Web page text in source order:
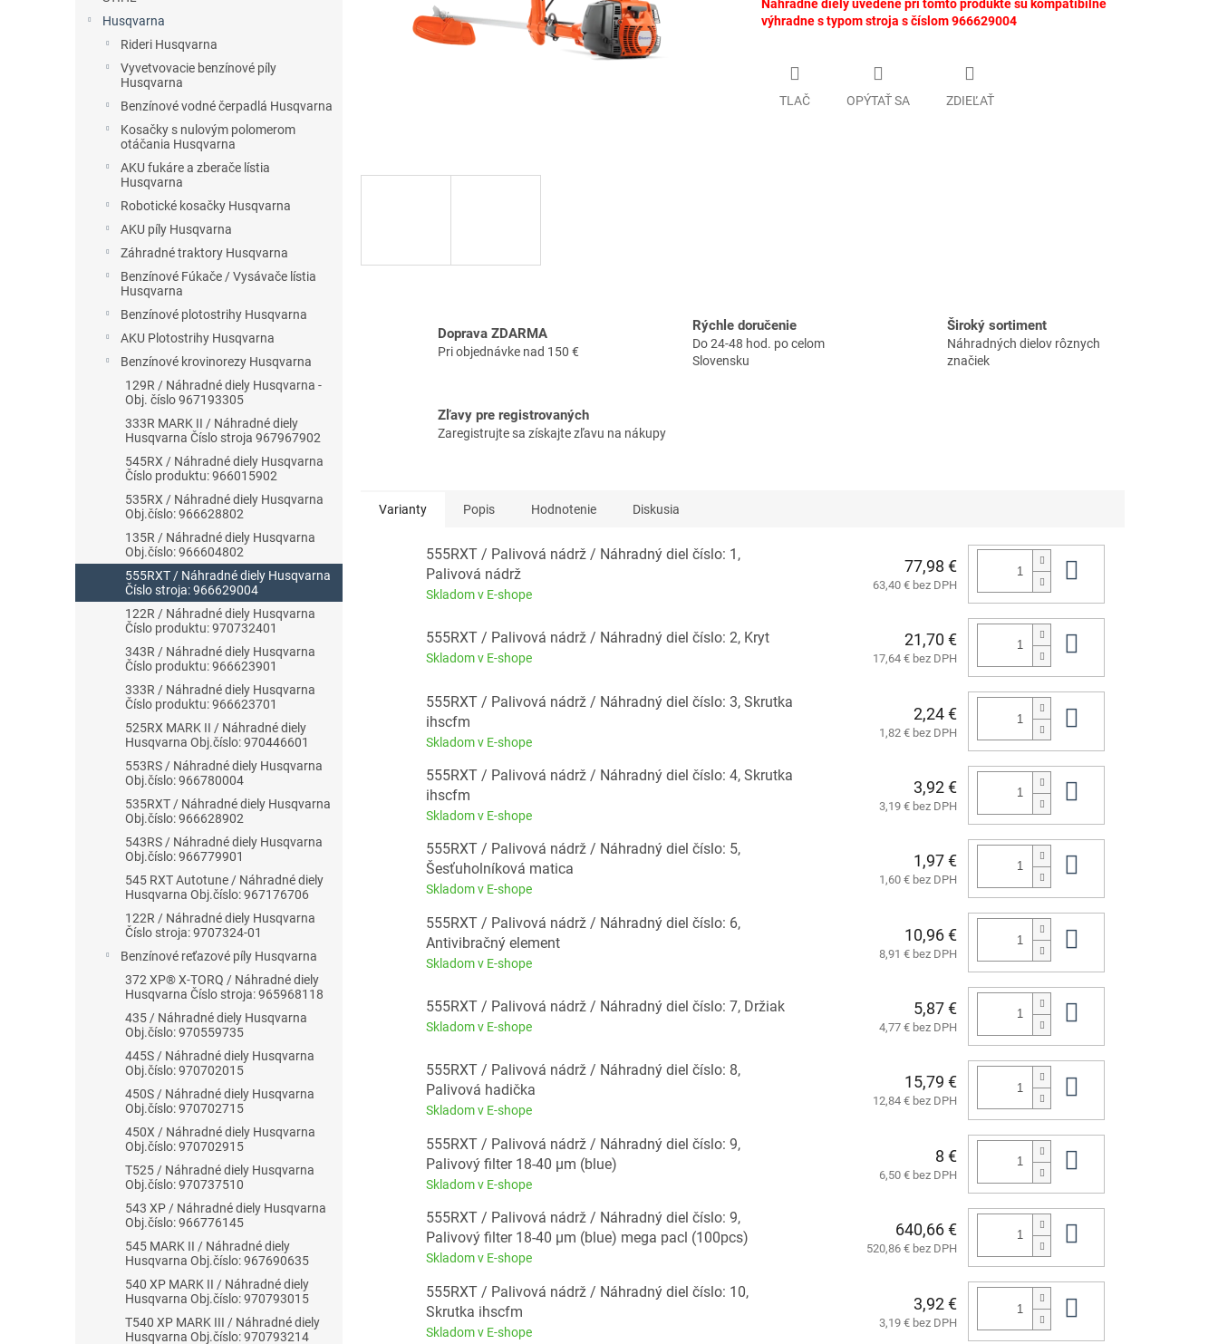
Husqvarna
Rideri Husqvarna
Vyvetvovacie benzínové píly
Husqvarna
Benzínové vodné čerpadlá Husqvarna
Kosačky s nulovým polomerom
otáčania Husqvarna
AKU fukáre a zberače lístia
Husqvarna
Robotické kosačky Husqvarna
AKU píly Husqvarna
Záhradné traktory Husqvarna
Benzínové Fúkače / Vysávače lístia
Husqvarna
Benzínové plotostrihy Husqvarna
AKU Plotostrihy Husqvarna
Benzínové krovinorezy Husqvarna
129R / Náhradné diely Husqvarna -
Obj. číslo 967193305
333R MARK II / Náhradné diely
Husqvarna Číslo stroja 967967902
545RX / Náhradné diely Husqvarna
Číslo produktu: 966015902
535RX / Náhradné diely Husqvarna
Obj.číslo: 966628802
135R / Náhradné diely Husqvarna
Obj.číslo: 966604802
555RXT / Náhradné diely Husqvarna
Číslo stroja: 966629004
122R / Náhradné diely Husqvarna
Číslo produktu: 970732401
343R / Náhradné diely Husqvarna
Číslo produktu: 966623901
333R / Náhradné diely Husqvarna
Číslo produktu: 966623701
525RX MARK II / Náhradné diely
Husqvarna Obj.číslo: 970446601
553RS / Náhradné diely Husqvarna
Obj.číslo: 966780004
535RXT / Náhradné diely Husqvarna
Obj.číslo: 966628902
543RS / Náhradné diely Husqvarna
Obj.číslo: 966779901
545 RXT Autotune / Náhradné diely
Husqvarna Obj.číslo: 967176706
122R / Náhradné diely Husqvarna
Číslo stroja: 9707324-01
Benzínové reťazové píly Husqvarna
372 XP® X-TORQ / Náhradné diely
Husqvarna Číslo stroja: 965968118
435 / Náhradné diely Husqvarna
Obj.číslo: 970559735
445S / Náhradné diely Husqvarna
Obj.číslo: 970702015
450S / Náhradné diely Husqvarna
Obj.číslo: 970702715
450X / Náhradné diely Husqvarna
Obj.číslo: 970702915
T525 / Náhradné diely Husqvarna
Obj.číslo: 970737510
543 XP / Náhradné diely Husqvarna
Obj.číslo: 966776145
545 MARK II / Náhradné diely
Husqvarna Obj.číslo: 967690635
540 XP MARK II / Náhradné diely
Husqvarna Obj.číslo: 970793015
T540 XP MARK III / Náhradné diely
Husqvarna Obj.číslo: 970793214
Náhradné diely uvedené pri tomto produkte sú kompatibilné
výhradne s typom stroja s číslom 966629004
TLAČ OPÝTAŤ SA ZDIEĽAŤ
Doprava ZDARMA
Pri objednávke nad 150 €
Rýchle doručenie
Do 24-48 hod. po celom
Slovensku
Široký sortiment
Náhradných dielov rôznych
značiek
Zľavy pre registrovaných
Zaregistrujte sa získajte zľavu na nákupy
Varianty Popis Hodnotenie Diskusia
555RXT / Palivová nádrž / Náhradný diel číslo: 1,
Palivová nádrž
Skladom v E-shope
77,98 €
63,40 € bez DPH
555RXT / Palivová nádrž / Náhradný diel číslo: 2, Kryt
Skladom v E-shope
21,70 €
17,64 € bez DPH
555RXT / Palivová nádrž / Náhradný diel číslo: 3, Skrutka
ihscfm
Skladom v E-shope
2,24 €
1,82 € bez DPH
555RXT / Palivová nádrž / Náhradný diel číslo: 4, Skrutka
ihscfm
Skladom v E-shope
3,92 €
3,19 € bez DPH
555RXT / Palivová nádrž / Náhradný diel číslo: 5,
Šesťuholníková matica
Skladom v E-shope
1,97 €
1,60 € bez DPH
555RXT / Palivová nádrž / Náhradný diel číslo: 6,
Antivibračný element
Skladom v E-shope
10,96 €
8,91 € bez DPH
555RXT / Palivová nádrž / Náhradný diel číslo: 7, Držiak
Skladom v E-shope
5,87 €
4,77 € bez DPH
555RXT / Palivová nádrž / Náhradný diel číslo: 8,
Palivová hadička
Skladom v E-shope
15,79 €
12,84 € bez DPH
555RXT / Palivová nádrž / Náhradný diel číslo: 9,
Palivový filter 18-40 µm (blue)
Skladom v E-shope
8 €
6,50 € bez DPH
555RXT / Palivová nádrž / Náhradný diel číslo: 9,
Palivový filter 18-40 µm (blue) mega pacl (100pcs)
Skladom v E-shope
640,66 €
520,86 € bez DPH
555RXT / Palivová nádrž / Náhradný diel číslo: 10,
Skrutka ihscfm
Skladom v E-shope
3,92 €
3,19 € bez DPH